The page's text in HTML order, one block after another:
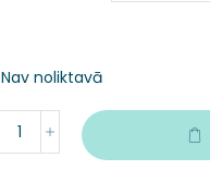
Nav noliktavā